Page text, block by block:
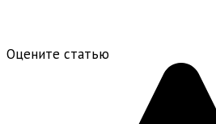
Оцените статью